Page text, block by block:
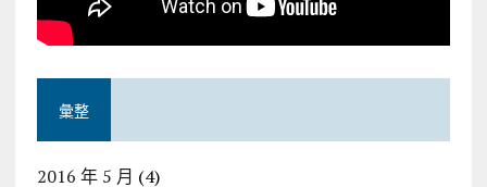
彙整
2016 年 5 月 (4)